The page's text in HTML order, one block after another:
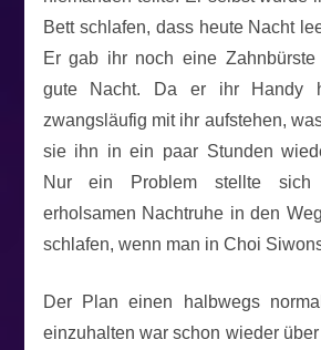
Bett schlafen, dass heute Nacht
Er gab ihr noch eine
gute Nacht. Da er ihr Handy
zwangsläufig mit ihr aufstehen,
sie ihn in ein paar Stunden
Nur ein Problem stellte
erholsamen Nachtruhe in den
schlafen, wenn man in Choi
Der Plan einen halbwegs
einzuhalten war schon wieder